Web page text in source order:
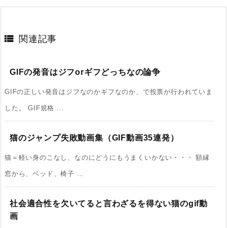
 関連記事
GIFの発音はジフorギフどっちなの論争
GIFの正しい発音はジフなのかギフなのか、で投票が行われていま
した。 GIF規格 ...
猫のジャンプ失敗動画集（GIF動画35連発）
猫＝軽い身のこなし、なのにどうにもうまくいかない・・・ 額縁
窓から、ベッド、椅子 ...
社会適合性を欠いてると言わざるを得ない猫のgif動
画